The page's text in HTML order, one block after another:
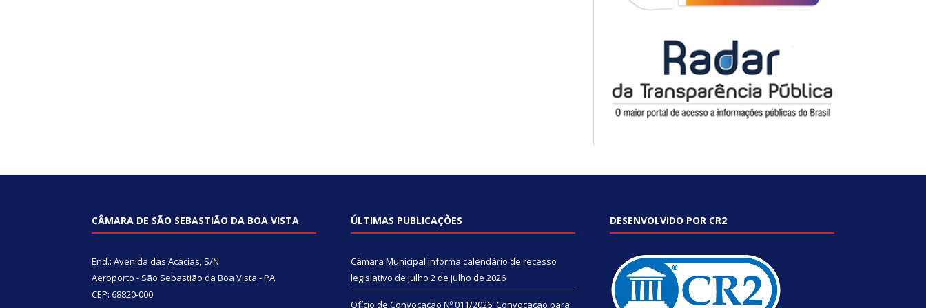
CÂMARA DE SÃO SEBASTIÃO DA BOA VISTA
End.: Avenida das Acácias, S/N.
Aeroporto - São Sebastião da Boa Vista - PA
CEP: 68820-000
ÚLTIMAS PUBLICAÇÕES
Câmara Municipal informa calendário de recesso
legislativo de julho 2 de julho de 2026
Ofício de Convocação Nº 011/2026: Convocação para
DESENVOLVIDO POR CR2